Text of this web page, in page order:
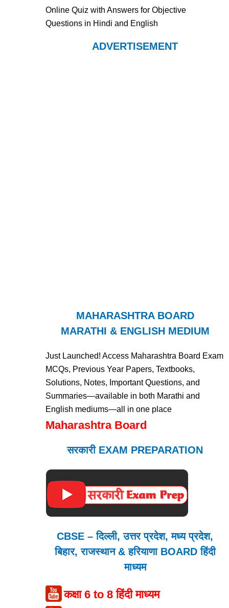
Online Quiz with Answers for Objective
Questions in Hindi and English
ADVERTISEMENT
MAHARASHTRA BOARD
MARATHI & ENGLISH MEDIUM
Just Launched! Access Maharashtra Board Exam
MCQs, Previous Year Papers, Textbooks,
Solutions, Notes, Important Questions, and
Summaries—available in both Marathi and
English mediums—all in one place
Maharashtra Board
सरकारी EXAM PREPARATION
CBSE – दिल्ली, उत्तर प्रदेश, मध्य प्रदेश,
बिहार, राजस्थान & हरियाणा BOARD हिंदी
माध्यम
कक्षा 6 to 8 हिंदी माध्यम